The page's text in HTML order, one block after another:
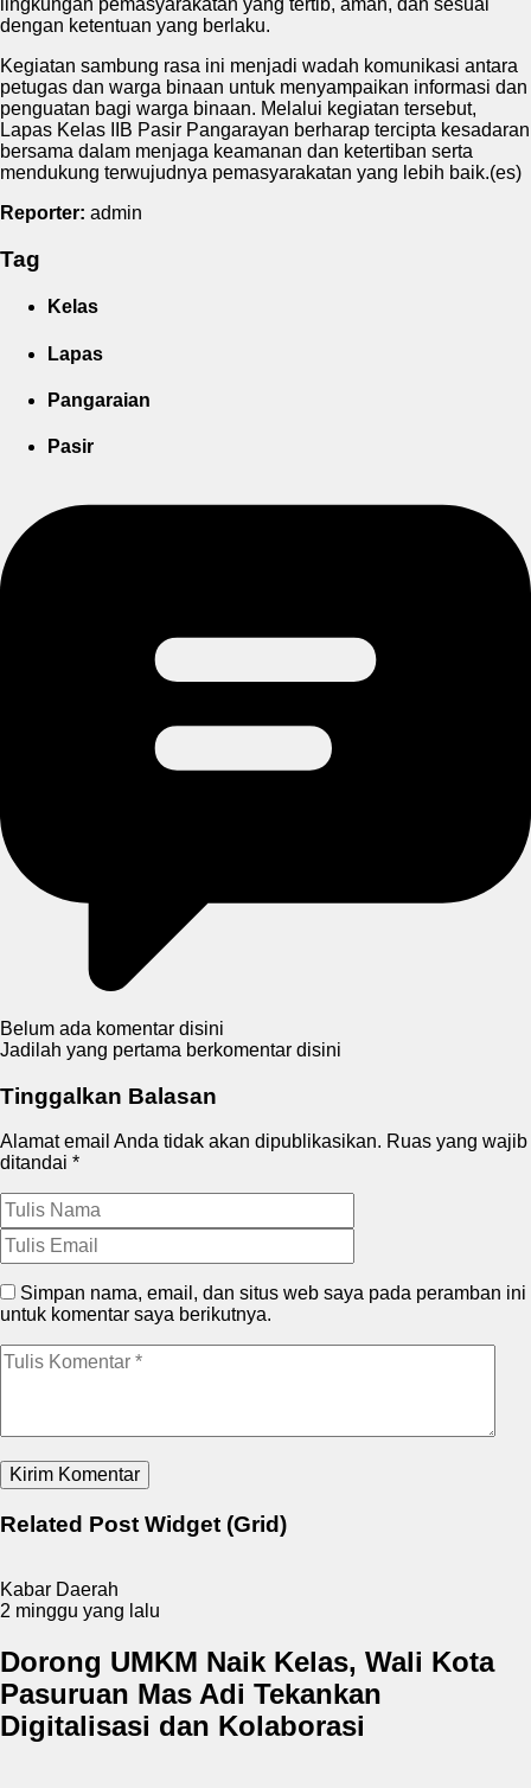
lingkungan pemasyarakatan yang tertib, aman, dan sesuai
dengan ketentuan yang berlaku.
Kegiatan sambung rasa ini menjadi wadah komunikasi antara
petugas dan warga binaan untuk menyampaikan informasi dan
penguatan bagi warga binaan. Melalui kegiatan tersebut,
Lapas Kelas IIB Pasir Pangarayan berharap tercipta kesadaran
bersama dalam menjaga keamanan dan ketertiban serta
mendukung terwujudnya pemasyarakatan yang lebih baik.(es)
Reporter: admin
Tag
Kelas
Lapas
Pangaraian
Pasir
Belum ada komentar disini
Jadilah yang pertama berkomentar disini
Tinggalkan Balasan
Alamat email Anda tidak akan dipublikasikan. Ruas yang wajib
ditandai *
Simpan nama, email, dan situs web saya pada peramban ini
untuk komentar saya berikutnya.
Related Post Widget (Grid)
Kabar Daerah
2 minggu yang lalu
Dorong UMKM Naik Kelas, Wali Kota
Pasuruan Mas Adi Tekankan
Digitalisasi dan Kolaborasi